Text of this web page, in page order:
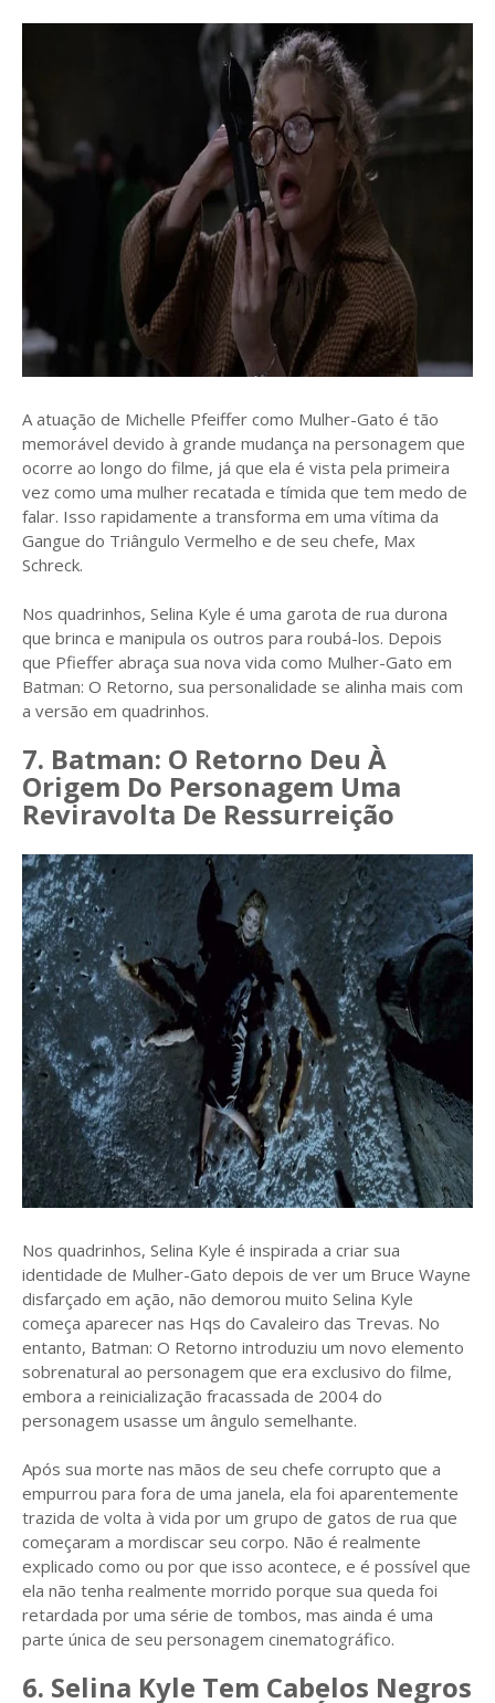
A atuação de Michelle Pfeiffer como Mulher-Gato é tão
memorável devido à grande mudança na personagem que
ocorre ao longo do filme, já que ela é vista pela primeira
vez como uma mulher recatada e tímida que tem medo de
falar. Isso rapidamente a transforma em uma vítima da
Gangue do Triângulo Vermelho e de seu chefe, Max
Schreck.
Nos quadrinhos, Selina Kyle é uma garota de rua durona
que brinca e manipula os outros para roubá-los. Depois
que Pfieffer abraça sua nova vida como Mulher-Gato em
Batman: O Retorno, sua personalidade se alinha mais com
a versão em quadrinhos.
7. Batman: O Retorno Deu À
Origem Do Personagem Uma
Reviravolta De Ressurreição
Nos quadrinhos, Selina Kyle é inspirada a criar sua
identidade de Mulher-Gato depois de ver um Bruce Wayne
disfarçado em ação, não demorou muito Selina Kyle
começa aparecer nas Hqs do Cavaleiro das Trevas. No
entanto, Batman: O Retorno introduziu um novo elemento
sobrenatural ao personagem que era exclusivo do filme,
embora a reinicialização fracassada de 2004 do
personagem usasse um ângulo semelhante.
Após sua morte nas mãos de seu chefe corrupto que a
empurrou para fora de uma janela, ela foi aparentemente
trazida de volta à vida por um grupo de gatos de rua que
começaram a mordiscar seu corpo. Não é realmente
explicado como ou por que isso acontece, e é possível que
ela não tenha realmente morrido porque sua queda foi
retardada por uma série de tombos, mas ainda é uma
parte única de seu personagem cinematográfico.
6. Selina Kyle Tem Cabelos Negros